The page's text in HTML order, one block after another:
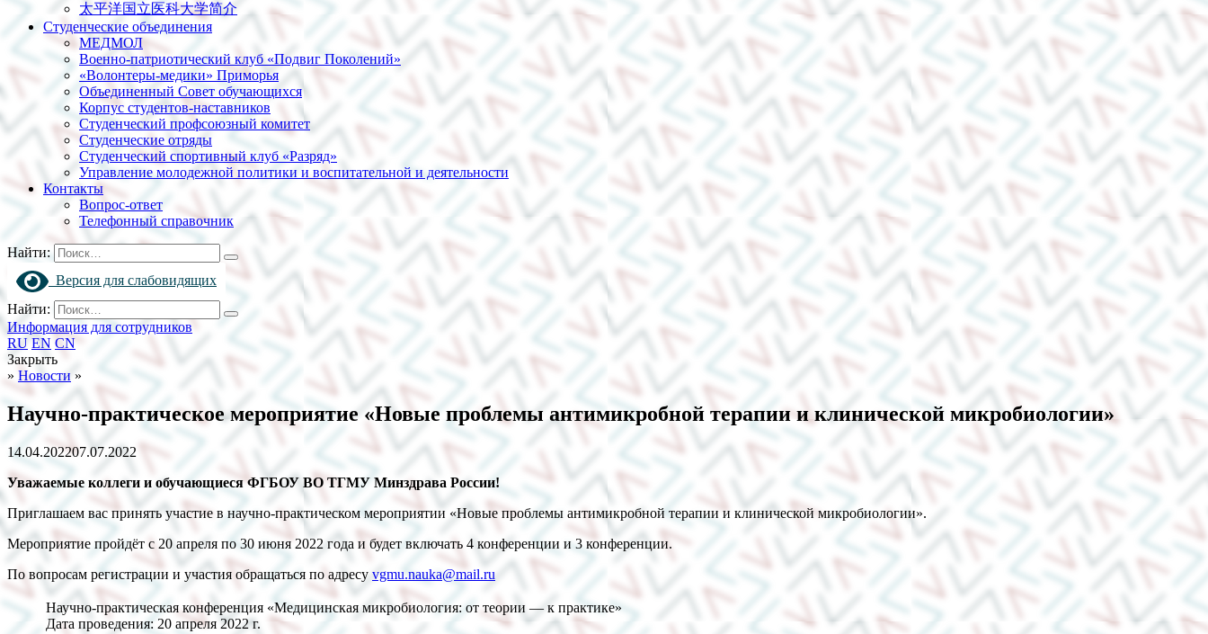
太平洋国立医科大学简介
Студенческие объединения
МЕДМОЛ
Военно-патриотический клуб «Подвиг Поколений»
«Волонтеры-медики» Приморья
Объединенный Совет обучающихся
Корпус студентов-наставников
Студенческий профсоюзный комитет
Студенческие отряды
Студенческий спортивный клуб «Разряд»
Управление молодежной политики и воспитательной и деятельности
Контакты
Вопрос-ответ
Телефонный справочник
Найти:
Версия для слабовидящих
Найти:
Информация для сотрудников
RU EN CN
Закрыть
» Новости »
Научно-практическое мероприятие «Новые проблемы антимикробной терапии и клинической микробиологии»
14.04.202207.07.2022
Уважаемые коллеги и обучающиеся ФГБОУ ВО ТГМУ Минздрава России!
Приглашаем вас принять участие в научно-практическом мероприятии «Новые проблемы антимикробной терапии и клинической микробиологии».
Мероприятие пройдёт с 20 апреля по 30 июня 2022 года и будет включать 4 конференции и 3 конференции.
По вопросам регистрации и участия обращаться по адресу vgmu.nauka@mail.ru
Научно-практическая конференция «Медицинская микробиология: от теории — к практике»
Дата проведения: 20 апреля 2022 г.